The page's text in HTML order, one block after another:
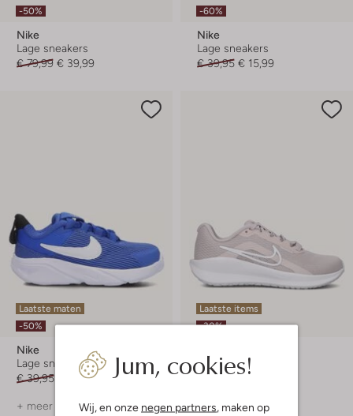
Jum, cookies!
Wij, en onze negen partners, maken op
-50%
Nike
Lage sneakers
€ 79,99 € 39,99
-60%
Nike
Lage sneakers
€ 39,95 € 15,99
Laatste maten
-50%
Nike
Lage sneakers
€ 39,95
€ 19,99
+ meer kleuren
Laatste items
-30%
Lage sneakers
€ 69,99 € 48,99